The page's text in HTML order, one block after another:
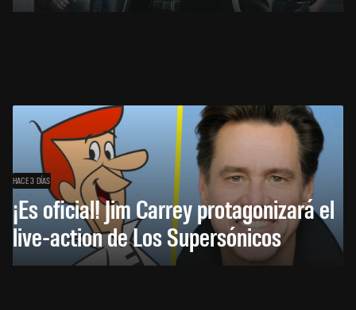
HACE 3 DÍAS
¡Es oficial! Jim Carrey protagonizará el
live-action de Los Supersónicos